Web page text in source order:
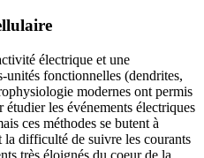
électrique et une
unités fonctionnelles (dendrites,
modernes ont permis
étudier les événements électriques
ces méthodes se butent à
la difficulté de suivre les courants